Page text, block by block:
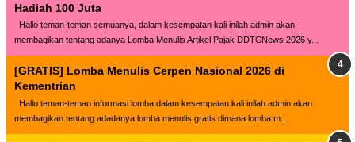
Hadiah 100 Juta
Hallo teman-teman semuanya, dalam kesempatan kali inilah admin akan
membagikan tentang adanya Lomba Menulis Artikel Pajak DDTCNews 2026 y...
[GRATIS] Lomba Menulis Cerpen Nasional 2026 di
Kementrian
Hallo teman-teman informasi lomba dalam kesempatan kali inilah admin akan
membagikan tentang adadanya lomba menulis gratis dimana lomba m...